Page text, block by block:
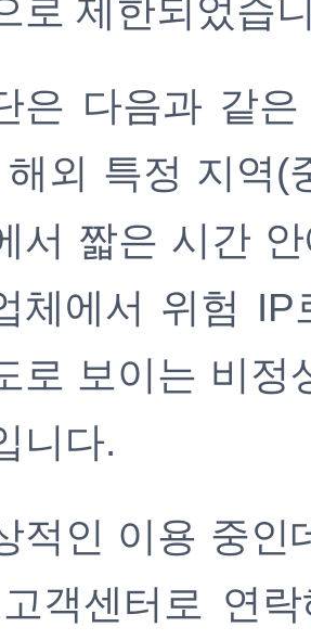
로 제한되었습
은 다음과 같
해외 특정 지역(
서 짧은 시간
체에서 위험
로 보이는 비정
니다.
적인 이용 중인
객센터로 연